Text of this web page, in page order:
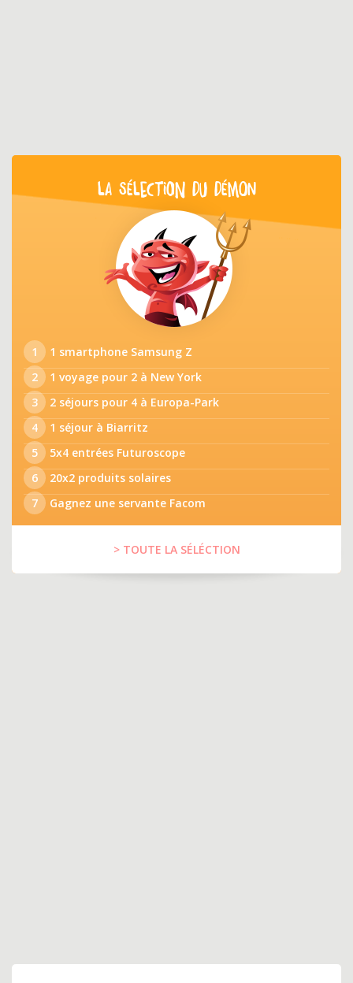
LA SÉLECTION DU DÉMON
1
1 smartphone Samsung Z
2
1 voyage pour 2 à New York
3
2 séjours pour 4 à Europa-Park
4
1 séjour à Biarritz
5
5x4 entrées Futuroscope
6
20x2 produits solaires
7
Gagnez une servante Facom
> TOUTE LA SÉLÉCTION